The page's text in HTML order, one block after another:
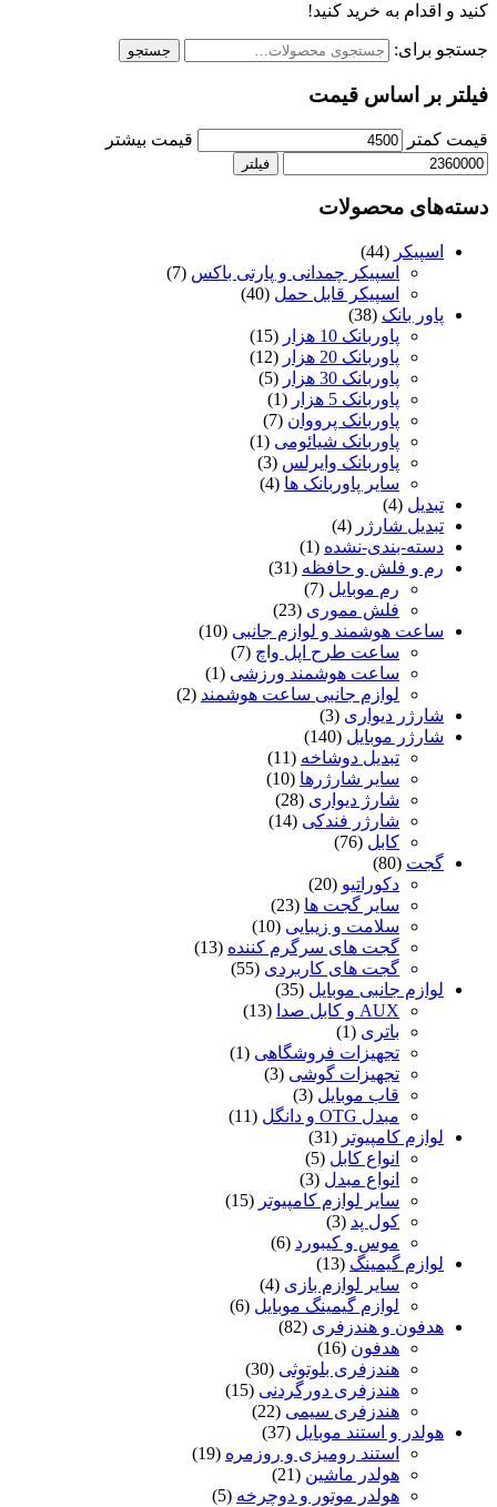
کنید و اقدام به خرید کنید!
جستجو برای: جستجو
فیلتر بر اساس قیمت
قیمت کمتر قیمت بیشتر
فیلتر
دسته‌های محصولات
اسپیکر (44)
اسپیکر چمدانی و پارتی باکس (7)
اسپیکر قابل حمل (40)
پاور بانک (38)
پاوربانک 10 هزار
(15)
پاوربانک 20 هزار
(12)
پاوربانک 30 هزار
(5)
پاوربانک 5 هزار
(1)
پاوربانک پرووان (7)
پاوربانک شیائومی (1)
پاوربانک وایرلس (3)
سایر پاوربانک ها (4)
تبدیل (4)
تبدیل شارژر (4)
دسته-بندی-نشده (1)
رم و فلش و حافظه (31)
رم موبایل (7)
فلش مموری (23)
ساعت هوشمند و لوازم جانبی (10)
ساعت طرح اپل واچ (7)
ساعت هوشمند ورزشی (1)
لوازم جانبی ساعت هوشمند (2)
شارژر دیواری (3)
شارژر موبایل (140)
تبدیل دوشاخه (11)
سایر شارژرها (10)
شارژ دیواری (28)
شارژر فندکی (14)
کابل (76)
گجت (80)
دکوراتیو (20)
سایر گجت ها (23)
سلامت و زیبایی (10)
گجت های سرگرم کننده (13)
گجت های کاربردی (55)
لوازم جانبی موبایل (35)
AUX و کابل صدا
(13)
باتری (1)
تجهیزات فروشگاهی (1)
تجهیزات گوشی (3)
قاب موبایل (3)
مبدل OTG و دانگل
(11)
لوازم کامپیوتر (31)
انواع کابل (5)
انواع مبدل (3)
سایر لوازم کامپیوتر (15)
کول پد (3)
موس و کیبورد (6)
لوازم گیمینگ (13)
سایر لوازم بازی (4)
لوازم گیمینگ موبایل (6)
هدفون و هندزفری (82)
هدفون (16)
هندزفری بلوتوثی (30)
هندزفری دورگردنی (15)
هندزفری سیمی (22)
هولدر و استند موبایل (37)
استند رومیزی و روزمره (19)
هولدر ماشین (21)
هولدر موتور و دوچرخه (5)